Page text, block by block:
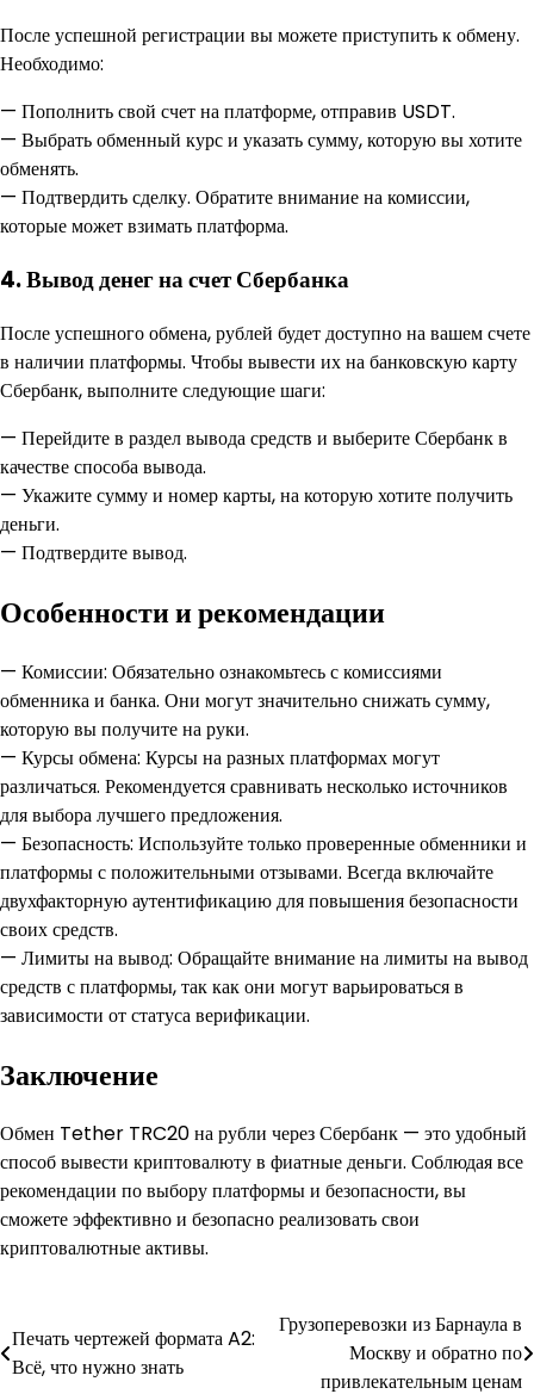
После успешной регистрации вы можете приступить к обмену.
Необходимо:
— Пополнить свой счет на платформе, отправив USDT.
— Выбрать обменный курс и указать сумму, которую вы хотите
обменять.
— Подтвердить сделку. Обратите внимание на комиссии,
которые может взимать платформа.
4. Вывод денег на счет Сбербанка
После успешного обмена, рублей будет доступно на вашем счете
в наличии платформы. Чтобы вывести их на банковскую карту
Сбербанк, выполните следующие шаги:
— Перейдите в раздел вывода средств и выберите Сбербанк в
качестве способа вывода.
— Укажите сумму и номер карты, на которую хотите получить
деньги.
— Подтвердите вывод.
Особенности и рекомендации
— Комиссии: Обязательно ознакомьтесь с комиссиями
обменника и банка. Они могут значительно снижать сумму,
которую вы получите на руки.
— Курсы обмена: Курсы на разных платформах могут
различаться. Рекомендуется сравнивать несколько источников
для выбора лучшего предложения.
— Безопасность: Используйте только проверенные обменники и
платформы с положительными отзывами. Всегда включайте
двухфакторную аутентификацию для повышения безопасности
своих средств.
— Лимиты на вывод: Обращайте внимание на лимиты на вывод
средств с платформы, так как они могут варьироваться в
зависимости от статуса верификации.
Заключение
Обмен Tether TRC20 на рубли через Сбербанк — это удобный
способ вывести криптовалюту в фиатные деньги. Соблюдая все
рекомендации по выбору платформы и безопасности, вы
сможете эффективно и безопасно реализовать свои
криптовалютные активы.
Навигация
по
Печать чертежей формата A2:
Всё, что нужно знать
Грузоперевозки из Барнаула в
Москву и обратно по
привлекательным ценам